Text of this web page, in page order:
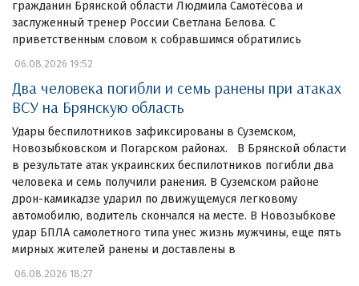
гражданин Брянской области Людмила Самотёсова и
заслуженный тренер России Светлана Белова. С
приветственным словом к собравшимся обратились
06.08.2026 19:52
Два человека погибли и семь ранены при атаках
ВСУ на Брянскую область
Удары беспилотников зафиксированы в Суземском,
Новозыбковском и Погарском районах. В Брянской области
в результате атак украинских беспилотников погибли два
человека и семь получили ранения. В Суземском районе
дрон-камикадзе ударил по движущемуся легковому
автомобилю, водитель скончался на месте. В Новозыбкове
удар БПЛА самолетного типа унес жизнь мужчины, еще пять
мирных жителей ранены и доставлены в
06.08.2026 18:27